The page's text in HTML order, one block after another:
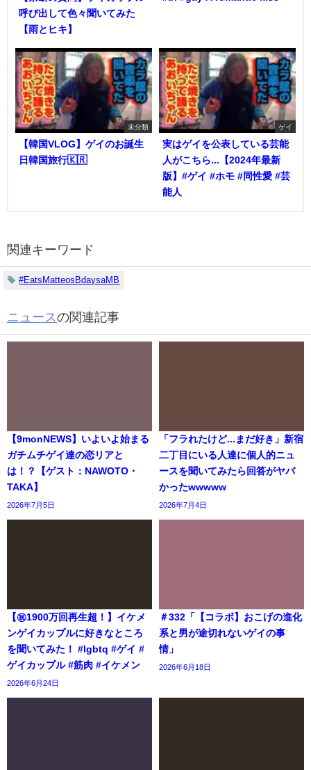
呼び出して色々聞いてみた
【雨とヒキ】
未分類
【韓国VLOG】ゲイのお誕生
日韓国旅行🇰🇷
ゲイ
実はゲイを公表している芸能
人がこちら...【2024年最新
版】#ゲイ #ホモ #同性愛 #芸
能人
関連キーワード
#EatsMatteosBdaysaMB
ニュース の関連記事
【9monNEWS】いよいよ始まる
ガチムチゲイ達の恋リアと
は！？【ゲスト：NAWOTO・
TAKA】
2026年7月5日
「フラれたけど...まだ好き」新宿
二丁目にいる人達に個人的ニュ
ースを聞いてみたら回答がヤバ
かったwwwww
2026年7月4日
【㊗️1900万回再生超！】イケメ
ンゲイカップルに好きなところ
を聞いてみた！ #lgbtq #ゲイ #
ゲイカップル #筋肉 #イケメン
2026年6月24日
＃332「【コラボ】おこげの進化
系と男が途切れないゲイの事
情」
2026年6月18日